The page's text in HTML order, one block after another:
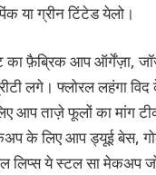
या ग्रीन टिंटेड येलो।
फ़ैब्रिक आप ऑर्गेंज़ा,
लगे। फ्लोरल लहंगा
आप ताज़े फूलों का मांग
के लिए आप ड्यूई बेस,
लिप्स ये स्टल सा